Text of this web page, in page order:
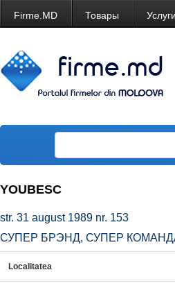
Firme.MD Товары Услуги
YOUBESC
str. 31 august 1989 nr. 153
СУПЕР БРЭНД, СУПЕР
Localitatea